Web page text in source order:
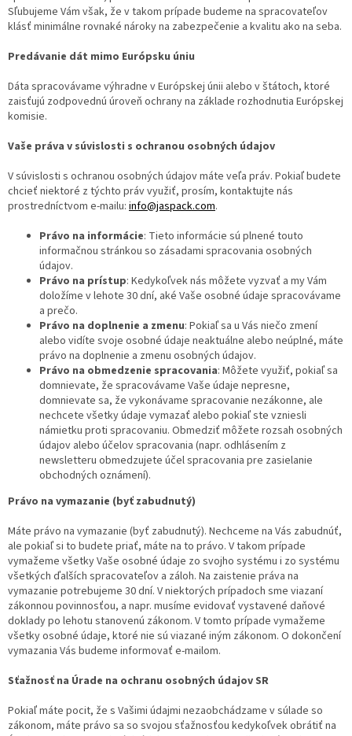
Sľubujeme Vám však, že v takom prípade budeme na spracovateľov
klásť minimálne rovnaké nároky na zabezpečenie a kvalitu ako na seba.
Predávanie dát mimo Európsku úniu
Dáta spracovávame výhradne v Európskej únii alebo v štátoch, ktoré
zaisťujú zodpovednú úroveň ochrany na základe rozhodnutia Európskej
komisie.
Vaše práva v súvislosti s ochranou osobných údajov
V súvislosti s ochranou osobných údajov máte veľa práv. Pokiaľ budete
chcieť niektoré z týchto práv využiť, prosím, kontaktujte nás
prostredníctvom e-mailu: info@jaspack.com.
Právo na informácie: Tieto informácie sú plnené touto
informačnou stránkou so zásadami spracovania osobných
údajov.
Právo na prístup: Kedykoľvek nás môžete vyzvať a my Vám
doložíme v lehote 30 dní, aké Vaše osobné údaje spracovávame
a prečo.
Právo na doplnenie a zmenu: Pokiaľ sa u Vás niečo zmení
alebo vidíte svoje osobné údaje neaktuálne alebo neúplné, máte
právo na doplnenie a zmenu osobných údajov.
Právo na obmedzenie spracovania: Môžete využiť, pokiaľ sa
domnievate, že spracovávame Vaše údaje nepresne,
domnievate sa, že vykonávame spracovanie nezákonne, ale
nechcete všetky údaje vymazať alebo pokiaľ ste vzniesli
námietku proti spracovaniu. Obmedziť môžete rozsah osobných
údajov alebo účelov spracovania (napr. odhlásením z
newsletteru obmedzujete účel spracovania pre zasielanie
obchodných oznámení).
Právo na vymazanie (byť zabudnutý)
Máte právo na vymazanie (byť zabudnutý). Nechceme na Vás zabudnúť,
ale pokiaľ si to budete priať, máte na to právo. V takom prípade
vymažeme všetky Vaše osobné údaje zo svojho systému i zo systému
všetkých ďalších spracovateľov a záloh. Na zaistenie práva na
vymazanie potrebujeme 30 dní. V niektorých prípadoch sme viazaní
zákonnou povinnosťou, a napr. musíme evidovať vystavené daňové
doklady po lehotu stanovenú zákonom. V tomto prípade vymažeme
všetky osobné údaje, ktoré nie sú viazané iným zákonom. O dokončení
vymazania Vás budeme informovať e-mailom.
Sťažnosť na Úrade na ochranu osobných údajov SR
Pokiaľ máte pocit, že s Vašimi údajmi nezaobchádzame v súlade so
zákonom, máte právo sa so svojou sťažnosťou kedykoľvek obrátiť na